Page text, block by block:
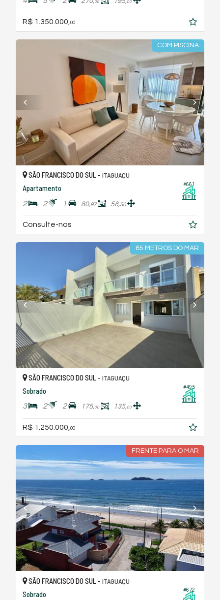
00 00
R$ 1.350.000, 00
COM PISCINA
#661
SÃO FRANCISCO DO SUL - ITAGUAÇU
Apartamento
2 2 1 80,97 58,50
Consulte-nos
85 METROS DO MAR
#495
SÃO FRANCISCO DO SUL - ITAGUAÇU
Sobrado
3 2 2 175,00 135,00
R$ 1.250.000, 00
FRENTE PARA O MAR
#672
SÃO FRANCISCO DO SUL - ITAGUAÇU
Sobrado